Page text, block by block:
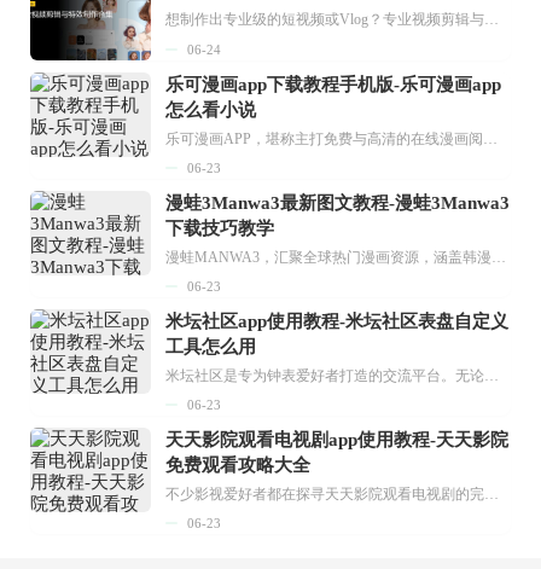
06-24
乐可漫画app下载教程手机版-乐可漫画app
怎么看小说
乐可漫画APP，堪称主打免费与高清的在线漫画阅读神器。其官方版提供海量完整版漫画资源，无论是国内漫画，还是日漫、韩漫、台漫、美漫等国外漫画，应有尽有，随时供你阅读。只需轻点一下，便能直接进入阅读界面。不仅如此，乐可漫画最新版本更新速度极快，在这里，你总能抢先看到全网一手漫画章节内容！...
06-23
漫蛙3Manwa3最新图文教程-漫蛙3Manwa3
下载技巧教学
漫蛙MANWA3，汇聚全球热门漫画资源，涵盖韩漫、欧美漫画、国漫等多种类型，题材丰富多样，全方位满足用户阅读喜好。它不仅是阅读平台，更是创作平台，为广大用户打造零门槛创作环境。...
06-23
米坛社区app使用教程-米坛社区表盘自定义
工具怎么用
米坛社区是专为钟表爱好者打造的交流平台。无论你是初涉钟表领域的普通爱好者，还是拥有多年收藏经验的资深玩家，都能在此找到属于自己的天地。 无需注册，就能轻松参与其中。通过专业的讨论论坛与丰富的交互功能，你可与世界各地的钟表爱好者畅快交流。若你钟情于钟表，米坛社区无疑是值得一试的理想之选。在这里，你能获取最新的手表资讯，交流见解，提升鉴赏品味，让每一块手表都成为收藏故事中重要的一部分。感兴趣的朋友，不要错过下载机会。...
06-23
天天影院观看电视剧app使用教程-天天影院
免费观看攻略大全
不少影视爱好者都在探寻天天影院观看电视剧的完整方法，结合最新平台使用规则，本篇新手入门攻略全面讲解观看渠道、检索流程、播放设置以及画面模式调整等实用内容。全文适配手机、电脑等主流设备，步骤简洁易懂，无论是初次使用的新手，还是想要优化观影体验的用户，都能参照内容快速上手，熟练掌握平台各项操作技巧，轻松畅享影视内容。...
06-23